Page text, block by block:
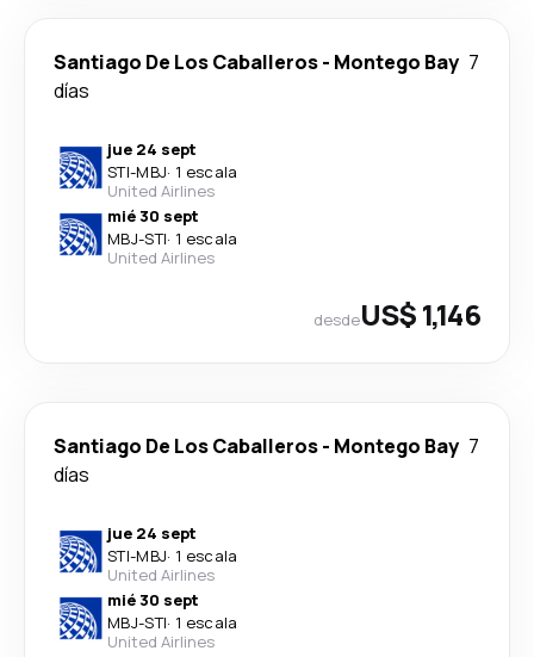
Santiago De Los Caballeros- Montego Bay 7
días
jue 24 sept
STI-MBJ· 1 escala
United Airlines
mié 30 sept
MBJ-STI· 1 escala
United Airlines
desdeUS$ 1,146
Santiago De Los Caballeros- Montego Bay 7
días
jue 24 sept
STI-MBJ· 1 escala
United Airlines
mié 30 sept
MBJ-STI· 1 escala
United Airlines